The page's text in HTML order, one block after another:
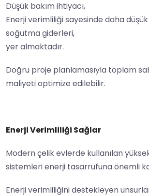
Düşük bakım ihtiyacı,
Enerji verimliliği sayesinde daha düşük
soğutma giderleri,
yer almaktadır.
Doğru proje planlamasıyla toplam
maliyeti optimize edilebilir.
Enerji Verimliliği Sağlar
Modern çelik evlerde kullanılan
sistemleri enerji tasarrufuna önemli
Enerji verimliliğini destekleyen